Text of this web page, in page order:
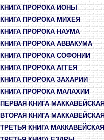
КНИГА ПРОРОКА ИОНЫ
КНИГА ПРОРОКА МИХЕЯ
КНИГА ПРОРОКА НАУМА
КНИГА ПРОРОКА АВВАКУМА
КНИГА ПРОРОКА СОФОНИИ
КНИГА ПРОРОКА АГГЕЯ
КНИГА ПРОРОКА ЗАХАРИИ
КНИГА ПРОРОКА МАЛАХИИ
ПЕРВАЯ КНИГА МАККАВЕЙСКАЯ
ВТОРАЯ КНИГА МАККАВЕЙСКАЯ
ТРЕТЬЯ КНИГА МАККАВЕЙСКАЯ